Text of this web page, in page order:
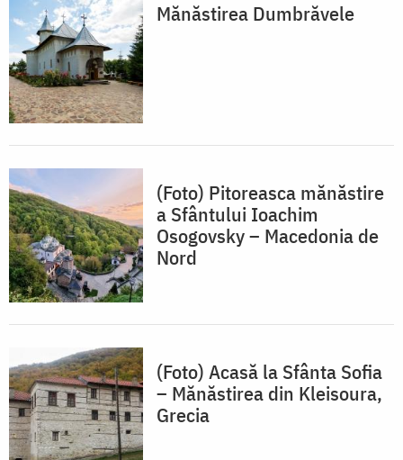
Mănăstirea Dumbrăvele
(Foto) Pitoreasca mănăstire
a Sfântului Ioachim
Osogovsky – Macedonia de
Nord
(Foto) Acasă la Sfânta Sofia
– Mănăstirea din Kleisoura,
Grecia